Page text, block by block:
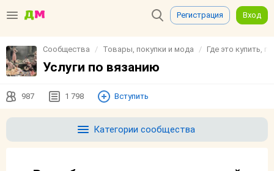
Регистрация Вход
Сообщества Товары, покупки и мода Где это купить,
Услуги по вязанию
987 1 798 Вступить
Категории сообщества